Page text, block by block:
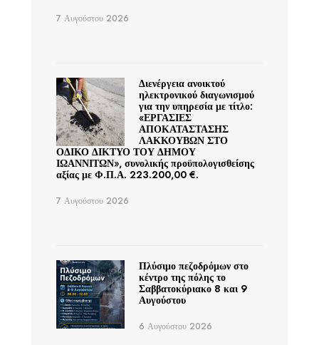
7 Αυγούστου 2026
Διενέργεια ανοικτού
ηλεκτρονικού διαγωνισμού
για την υπηρεσία με τίτλο:
«ΕΡΓΑΣΙΕΣ
ΑΠΟΚΑΤΑΣΤΑΣΗΣ
ΛΑΚΚΟΥΒΩΝ ΣΤΟ
ΟΔΙΚΟ ΔΙΚΤΥΟ ΤΟΥ ΔΗΜΟΥ
ΙΩΑΝΝΙΤΩΝ», συνολικής προϋπολογισθείσης
αξίας με Φ.Π.Α. 223.200,00 €.
7 Αυγούστου 2026
Πλύσιμο πεζοδρόμων στο
κέντρο της πόλης το
Σαββατοκύριακο 8 και 9
Αυγούστου
6 Αυγούστου 2026